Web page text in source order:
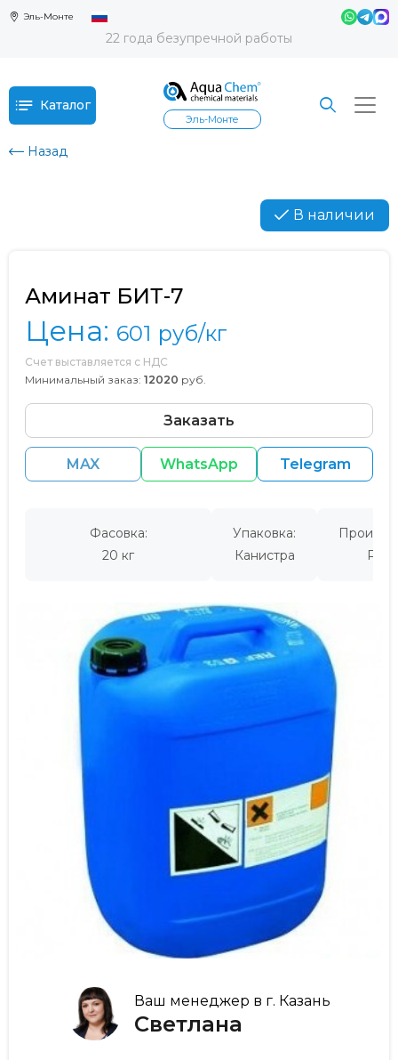
Эль-Монте
22 года безупречной работы
Каталог
Эль-Монте
Назад
В наличии
Ваш менеджер в г. Казань
Светлана
Аминат БИТ-7
Цена: 601 руб/кг
Счет выставляется с НДС
Минимальный заказ: 12020 руб.
Заказать
MAX WhatsApp Telegram
Фасовка:
20 кг
Упаковка:
Канистра